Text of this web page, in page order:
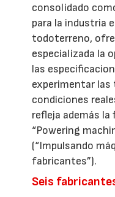
consolidado
para la industria
todoterreno,
especializada la
las
experimentar las
condiciones
refleja además
“Powering
(“Impulsando
fabricantes”).
Seis